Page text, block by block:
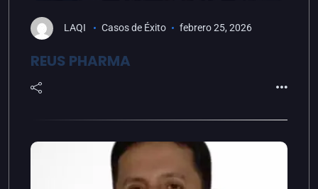
LAQI Casos de Éxito febrero 25, 2026
REUS PHARMA